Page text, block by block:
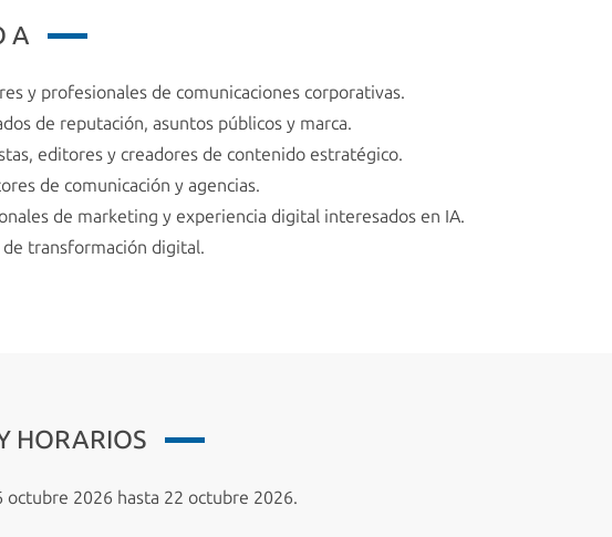
A
y profesionales de comunicaciones corporativas.
de reputación, asuntos públicos y marca.
editores y creadores de contenido estratégico.
de comunicación y agencias.
de marketing y experiencia digital interesados en IA.
de transformación digital.
HORARIOS
octubre 2026 hasta 22 octubre 2026.